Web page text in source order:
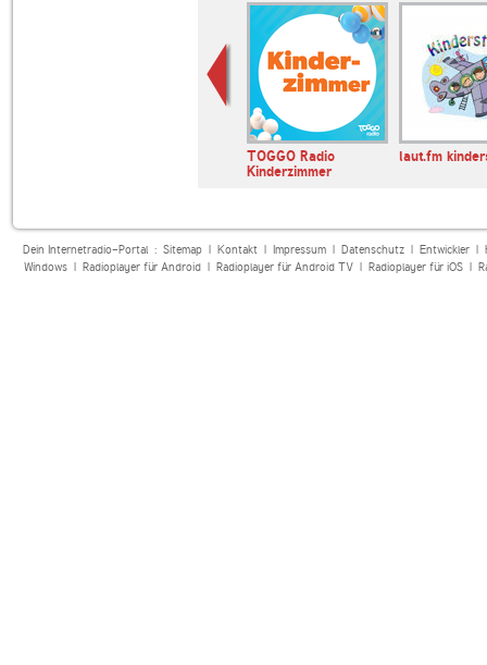
TOGGO Radio
Kinderzimmer
laut.fm
Dein Internetradio-Portal : Sitemap| Kontakt| Impressum| Datenschutz| Entwickler|
Windows| Radioplayer für Android| Radioplayer für Android TV| Radioplayer für iOS|